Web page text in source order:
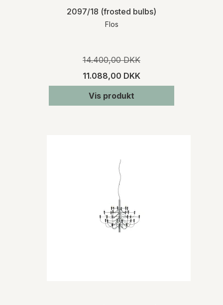
2097/18 (frosted bulbs)
Flos
14.400,00 DKK
11.088,00 DKK
Vis produkt